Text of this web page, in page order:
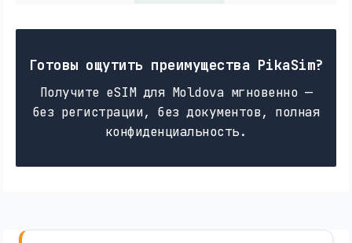
Готовы ощутить преимущества PikaSim?
Получите eSIM для Moldova мгновенно —
без регистрации, без документов, полная
конфиденциальность.